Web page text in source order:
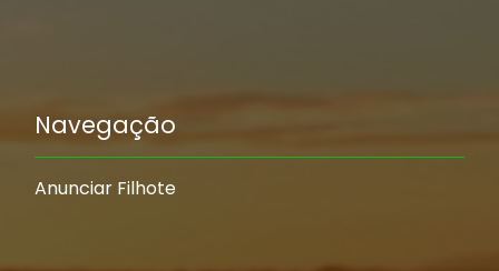
Navegação
Anunciar Filhote